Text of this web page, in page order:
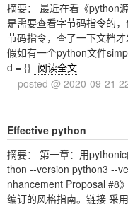
摘要： 最近在看《python
是需要查看字节码指令的
节码指令，查了一下文档
假如有一个python文件
d = {} 阅读全文
posted @ 2020-09-21
Effective python
摘要： 第一章：用
thon --version python3 --
nhancement Proposal #8
编订的风格指南。链接 采用